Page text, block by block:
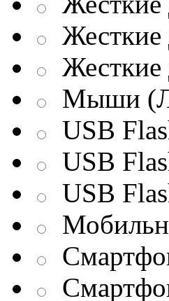
Жесткие
Мыши
USB
USB
USB